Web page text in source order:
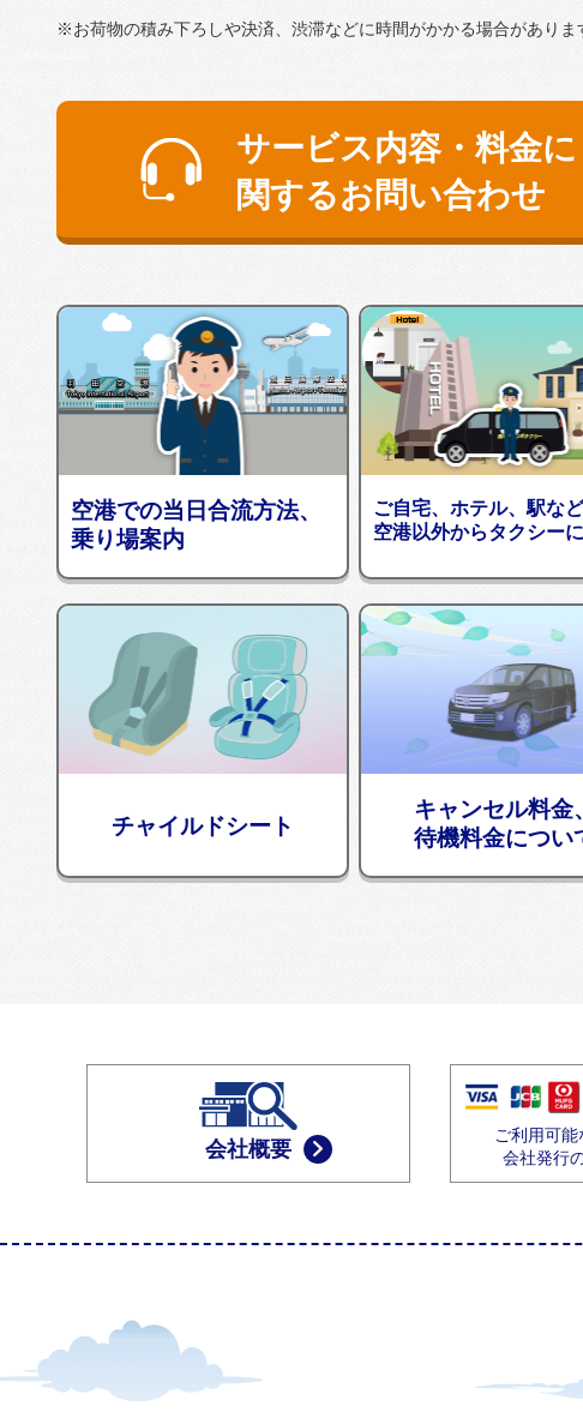
※お荷物の積み下ろしや決済、渋滞などに時間がかかる場合がありま
サービス内容・料金に
関するお問い合わせ
空港での当日合流方法、
乗り場案内
ご自宅、ホテル、駅など
空港以外からタクシー
チャイルドシート
キャンセル料金、
待機料金につい
会社概要
ご利用可能
会社発行